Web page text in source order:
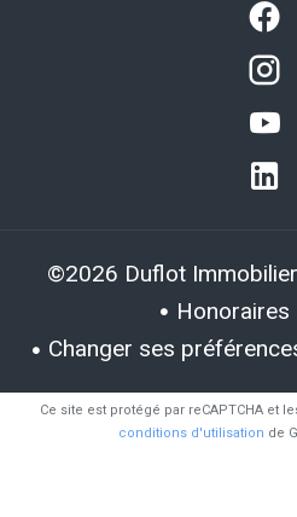
©2026 Duflot Immobilier
Honoraires
Changer ses
Ce site est protégé par reCAPTCHA et
conditions d'utilisation de